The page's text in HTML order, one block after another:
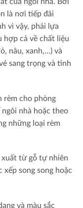
là nơi tiếp đãi
vì vậy, phải lựa
hợp cả về chất liệu
nâu, xanh,…) và
sang trọng và tinh
rèm cho phòng
nhà hoặc theo
những loại rèm
xuất từ gỗ tự nhiên
xếp song song hoặc
và màu sắc